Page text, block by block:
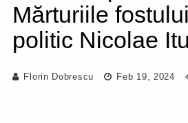
Mărturiile
politic Nicolae
Florin Dobrescu Feb 19, 2024